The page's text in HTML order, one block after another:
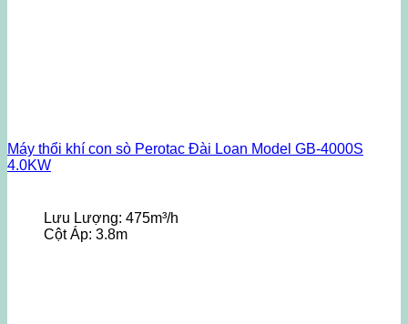
Máy thổi khí con sò Perotac Đài Loan Model GB-4000S
4.0KW
Lưu Lượng: 475m³/h
Cột Áp: 3.8m